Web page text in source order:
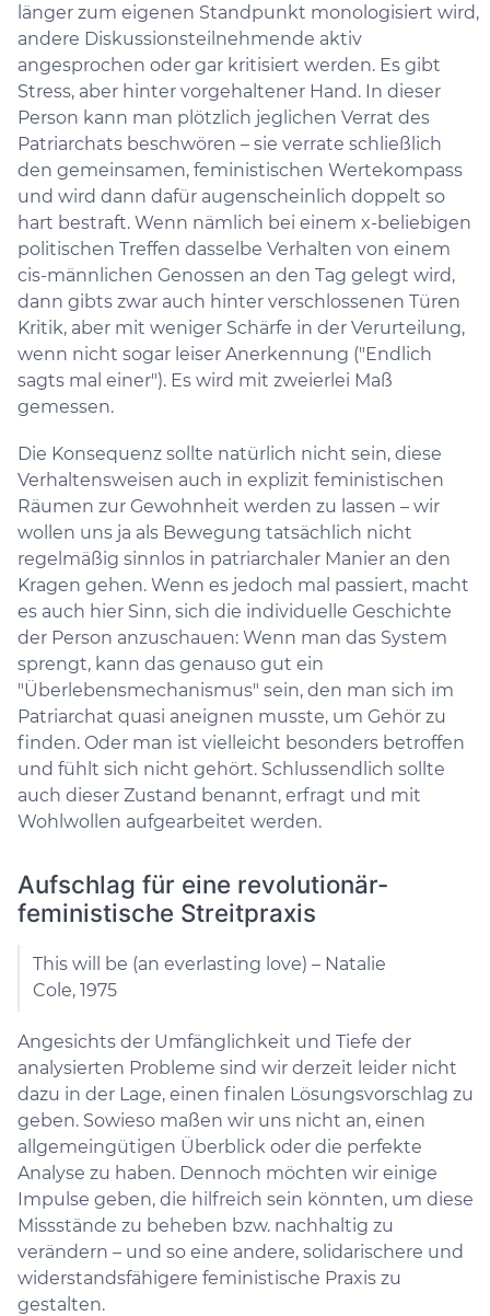
länger zum eigenen Standpunkt monologisiert wird,
andere Diskussionsteilnehmende aktiv
angesprochen oder gar kritisiert werden. Es gibt
Stress, aber hinter vorgehaltener Hand. In dieser
Person kann man plötzlich jeglichen Verrat des
Patriarchats beschwören – sie verrate schließlich
den gemeinsamen, feministischen Wertekompass
und wird dann dafür augenscheinlich doppelt so
hart bestraft. Wenn nämlich bei einem x-beliebigen
politischen Treffen dasselbe Verhalten von einem
cis-männlichen Genossen an den Tag gelegt wird,
dann gibts zwar auch hinter verschlossenen Türen
Kritik, aber mit weniger Schärfe in der Verurteilung,
wenn nicht sogar leiser Anerkennung ("Endlich
sagts mal einer"). Es wird mit zweierlei Maß
gemessen.
Die Konsequenz sollte natürlich nicht sein, diese
Verhaltensweisen auch in explizit feministischen
Räumen zur Gewohnheit werden zu lassen – wir
wollen uns ja als Bewegung tatsächlich nicht
regelmäßig sinnlos in patriarchaler Manier an den
Kragen gehen. Wenn es jedoch mal passiert, macht
es auch hier Sinn, sich die individuelle Geschichte
der Person anzuschauen: Wenn man das System
sprengt, kann das genauso gut ein
"Überlebensmechanismus" sein, den man sich im
Patriarchat quasi aneignen musste, um Gehör zu
finden. Oder man ist vielleicht besonders betroffen
und fühlt sich nicht gehört. Schlussendlich sollte
auch dieser Zustand benannt, erfragt und mit
Wohlwollen aufgearbeitet werden.
Aufschlag für eine revolutionär-
feministische Streitpraxis
This will be (an everlasting love) – Natalie
Cole, 1975
Angesichts der Umfänglichkeit und Tiefe der
analysierten Probleme sind wir derzeit leider nicht
dazu in der Lage, einen finalen Lösungsvorschlag zu
geben. Sowieso maßen wir uns nicht an, einen
allgemeingütigen Überblick oder die perfekte
Analyse zu haben. Dennoch möchten wir einige
Impulse geben, die hilfreich sein könnten, um diese
Missstände zu beheben bzw. nachhaltig zu
verändern –​​​​​​​ und so eine andere, solidarischere und
widerstandsfähigere feministische Praxis zu
gestalten.